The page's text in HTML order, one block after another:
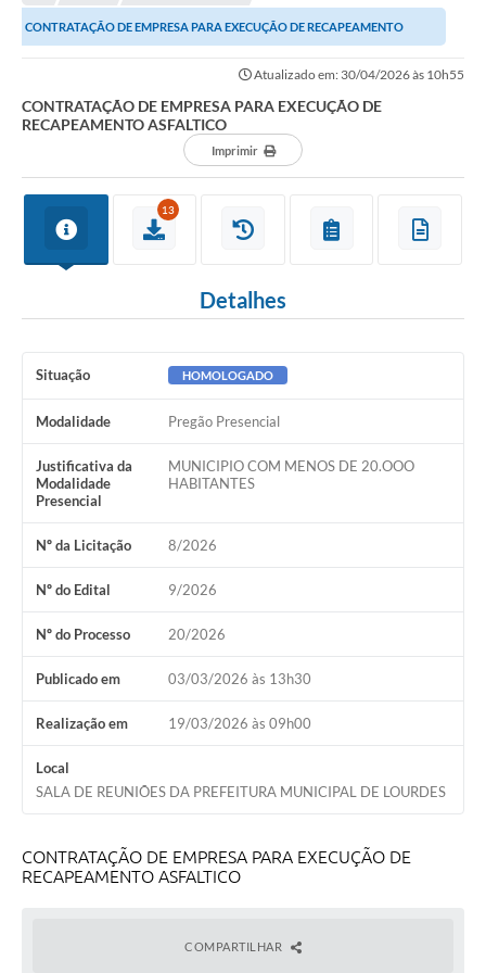
Editais
Telefones Úteis
Turismo
Acesso a Informação
Contato
REQUERIMENTO DE RESTITUIÇÃO DA TAXA DE INSCRIÇÃO
QUESTIONÁRIO PPA 2026/2029, LDO 2026 e LOA 2026
Ouvidoria
Holerite online
A Prefeitura
SIAFIC
Transparência
COMUS
Cadastro usuários de transporte para Trabalho
Arquivos para Download
Cadastro para Estágio
Contas Públicas
CONTRATAÇÃO DE EMPRESA PARA EXECUÇÃO DE RECAPEAMENTO
Atualizado em: 30/04/2026 às 10h55
CONTRATAÇÃO DE EMPRESA PARA EXECUÇÃO DE
RECAPEAMENTO ASFALTICO
Imprimir
13
Detalhes
Situação HOMOLOGADO
Modalidade Pregão Presencial
Justificativa da
Modalidade
Presencial
MUNICIPIO COM MENOS DE 20.OOO
HABITANTES
Nº da Licitação 8/2026
Nº do Edital 9/2026
Nº do Processo 20/2026
Publicado em 03/03/2026 às 13h30
Realização em 19/03/2026 às 09h00
Local
SALA DE REUNIÕES DA PREFEITURA MUNICIPAL DE LOURDES
CONTRATAÇÃO DE EMPRESA PARA EXECUÇÃO DE
RECAPEAMENTO ASFALTICO
COMPARTILHAR